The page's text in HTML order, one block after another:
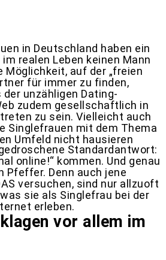
in Deutschland haben ein
realen Leben keinen Mann
Möglichkeit, auf der „freien
für immer zu finden,
unzähligen Dating-
zudem gesellschaftlich in
zu sein. Vielleicht auch
Singlefrauen mit dem Thema
Umfeld nicht hausieren
Standardantwort:
online!“ kommen. Und genau
Pfeffer. Denn auch jene
versuchen, sind nur allzuoft
sie als Singlefrau bei der
erleben.
vor allem im